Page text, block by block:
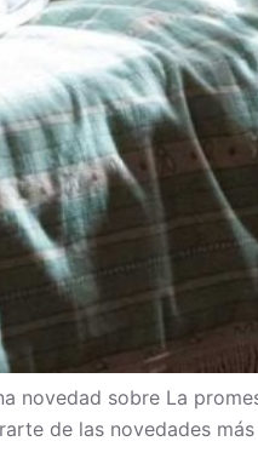
novedad sobre La
de las novedades